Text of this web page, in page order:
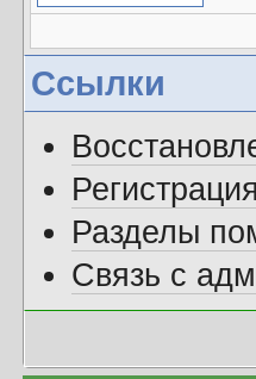
Ссылки
Разделы
Связь с